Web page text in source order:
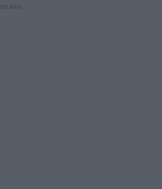
są ciężkie maszyny drogowe,